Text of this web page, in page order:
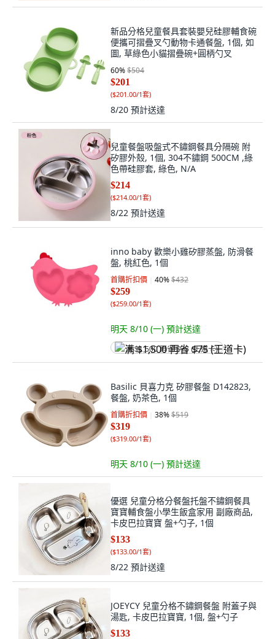
新品分格兒童餐具套裝嬰兒硅膠輔食碗
便攜可摺疊叉勺動物卡通餐盤, 1個, 如
圖, 草綠色小貓摺疊碗+圓柄勺叉
60%$504
$201
($201.00/1套)
8/20 預計送達
兒童餐盤吸盤式不鏽鋼餐具分隔碗 附
矽膠外殼, 1個, 304不鏽鋼 500CM ,綠
色帶硅膠套, 綠色, N/A
$214
($214.00/1套)
8/22 預計送達
inno baby 歡樂小雞矽膠蒸盤, 防滑餐
盤, 桃紅色, 1個
首購折扣價 40%$432
$259
($259.00/1套)
明天 8/10 (一) 預計送達
满 $1,500 再省 $75 (王道卡)
Basilic 貝喜力克 矽膠餐盤 D142823,
餐盤, 奶茶色, 1個
首購折扣價 38%$519
$319
($319.00/1套)
明天 8/10 (一) 預計送達
優選 兒童分格分餐盤托盤不鏽鋼餐具
寶寶輔食盤小學生飯盒家用 副廠商品,
卡皮巴拉寶寶 盤+勺子, 1個
$133
($133.00/1套)
8/22 預計送達
JOEYCY 兒童分格不鏽鋼餐盤 附蓋子與
湯匙, 卡皮巴拉寶寶, 1個, 盤+勺子
$133